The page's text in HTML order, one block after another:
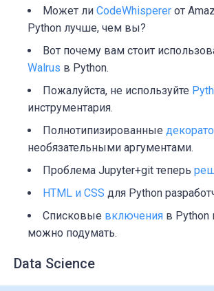
Может ли CodeWhisperer от
Python лучше, чем вы?
Вот почему вам стоит
Walrus в Python.
Пожалуйста, не используйте
инструментария.
Полнотипизированные
необязательными аргументами.
Проблема Jupyter+git теперь
HTML и CSS для Python
Списковые включения в
можно подумать.
Data Science